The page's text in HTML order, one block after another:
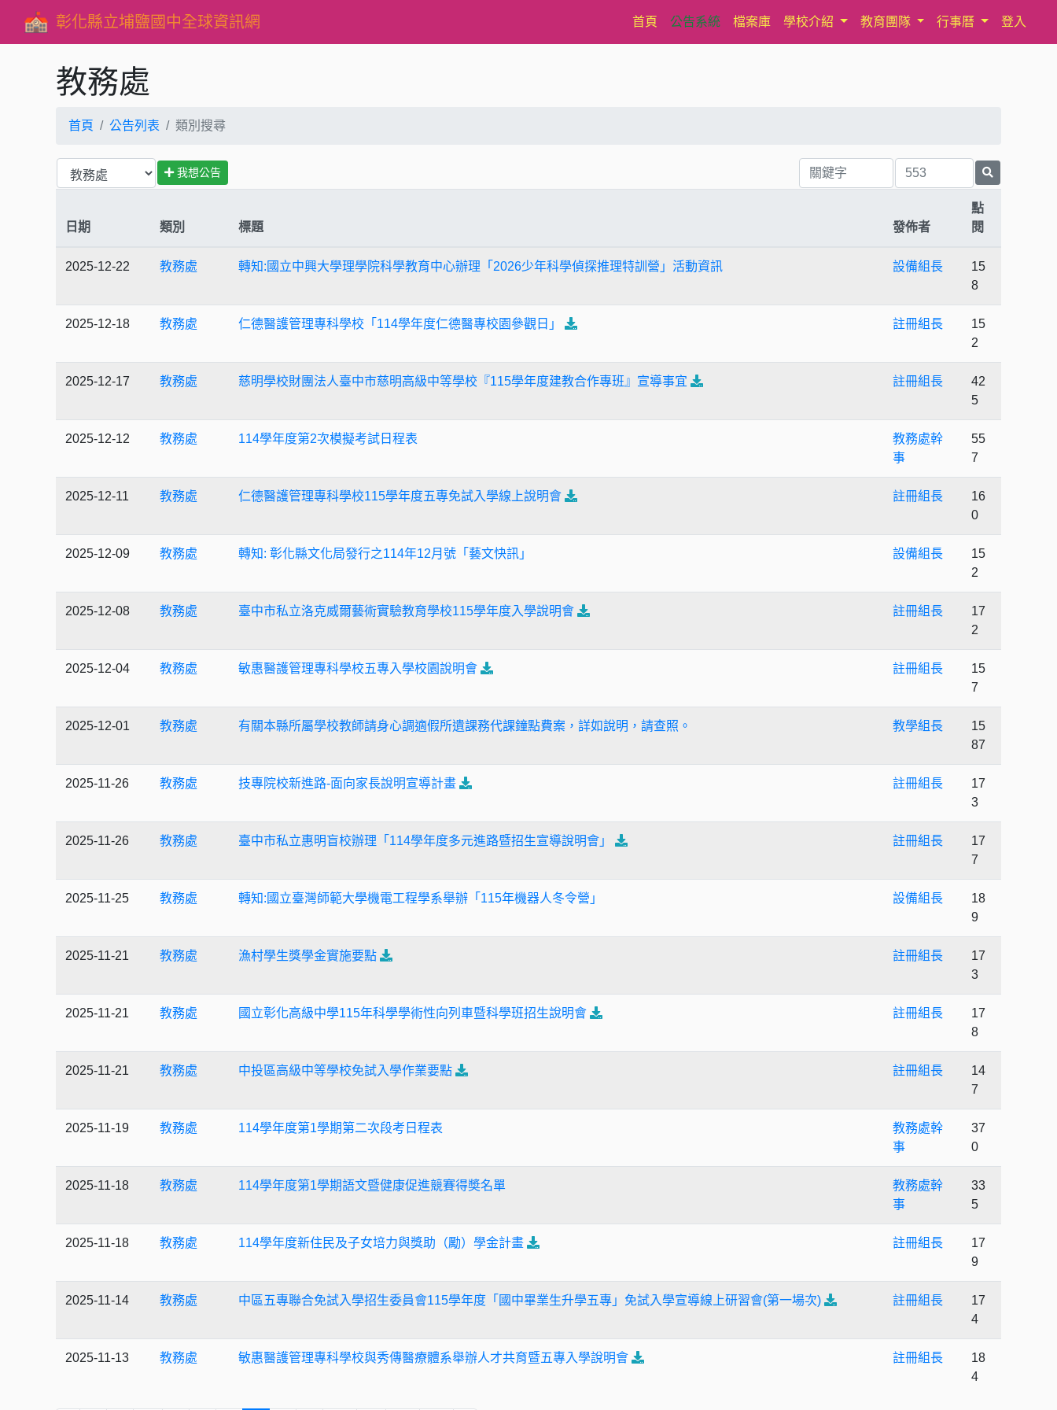
彰化縣立埔鹽國中全球資訊網 首頁(current)
公告系統 檔案庫 學校介紹 教育團隊 行事曆 登入
教務處
首頁 公告列表 類別搜尋
我想公告
日期 類別 標題 發佈者
點
閱
2025-12-22 教務處 轉知:國立中興大學理學院科學教育中心辦理「2026少年科學偵探推理特訓營」活動資訊 設備組長
15
8
2025-12-18 教務處 仁德醫護管理專科學校「114學年度仁德醫專校園參觀日」 註冊組長
15
2
2025-12-17 教務處 慈明學校財團法人臺中市慈明高級中等學校『115學年度建教合作專班』宣導事宜 註冊組長
42
5
2025-12-12 教務處 114學年度第2次模擬考試日程表
教務處幹
事
55
7
2025-12-11 教務處 仁德醫護管理專科學校115學年度五專免試入學線上說明會 註冊組長
16
0
2025-12-09 教務處 轉知: 彰化縣文化局發行之114年12月號「藝文快訊」 設備組長
15
2
2025-12-08 教務處 臺中市私立洛克威爾藝術實驗教育學校115學年度入學說明會 註冊組長
17
2
2025-12-04 教務處 敏惠醫護管理專科學校五專入學校園說明會 註冊組長
15
7
2025-12-01 教務處 有關本縣所屬學校教師請身心調適假所遺課務代課鐘點費案，詳如說明，請查照。 教學組長
15
87
2025-11-26 教務處 技專院校新進路-面向家長說明宣導計畫 註冊組長
17
3
2025-11-26 教務處 臺中市私立惠明盲校辦理「114學年度多元進路暨招生宣導說明會」 註冊組長
17
7
2025-11-25 教務處 轉知:國立臺灣師範大學機電工程學系舉辦「115年機器人冬令營」 設備組長
18
9
2025-11-21 教務處 漁村學生獎學金實施要點 註冊組長
17
3
2025-11-21 教務處 國立彰化高級中學115年科學學術性向列車暨科學班招生說明會 註冊組長
17
8
2025-11-21 教務處 中投區高級中等學校免試入學作業要點 註冊組長
14
7
2025-11-19 教務處 114學年度第1學期第二次段考日程表
教務處幹
事
37
0
2025-11-18 教務處 114學年度第1學期語文暨健康促進競賽得奬名單
教務處幹
事
33
5
2025-11-18 教務處 114學年度新住民及子女培力與獎助（勵）學金計畫 註冊組長
17
9
2025-11-14 教務處 中區五專聯合免試入學招生委員會115學年度「國中畢業生升學五專」免試入學宣導線上研習會(第一場次) 註冊組長
17
4
2025-11-13 教務處 敏惠醫護管理專科學校與秀傳醫療體系舉辦人才共育暨五專入學說明會 註冊組長
18
4